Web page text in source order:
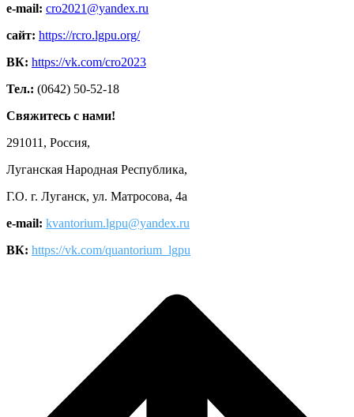
e-mail: cro2021@yandex.ru
сайт: https://rcro.lgpu.org/
ВК: https://vk.com/cro2023
Тел.: (0642) 50-52-18
Свяжитесь с нами!
291011, Россия,
Луганская Народная Республика,
Г.О. г. Луганск, ул. Матросова, 4а
e-mail: kvantorium.lgpu@yandex.ru
ВК: https://vk.com/quantorium_lgpu